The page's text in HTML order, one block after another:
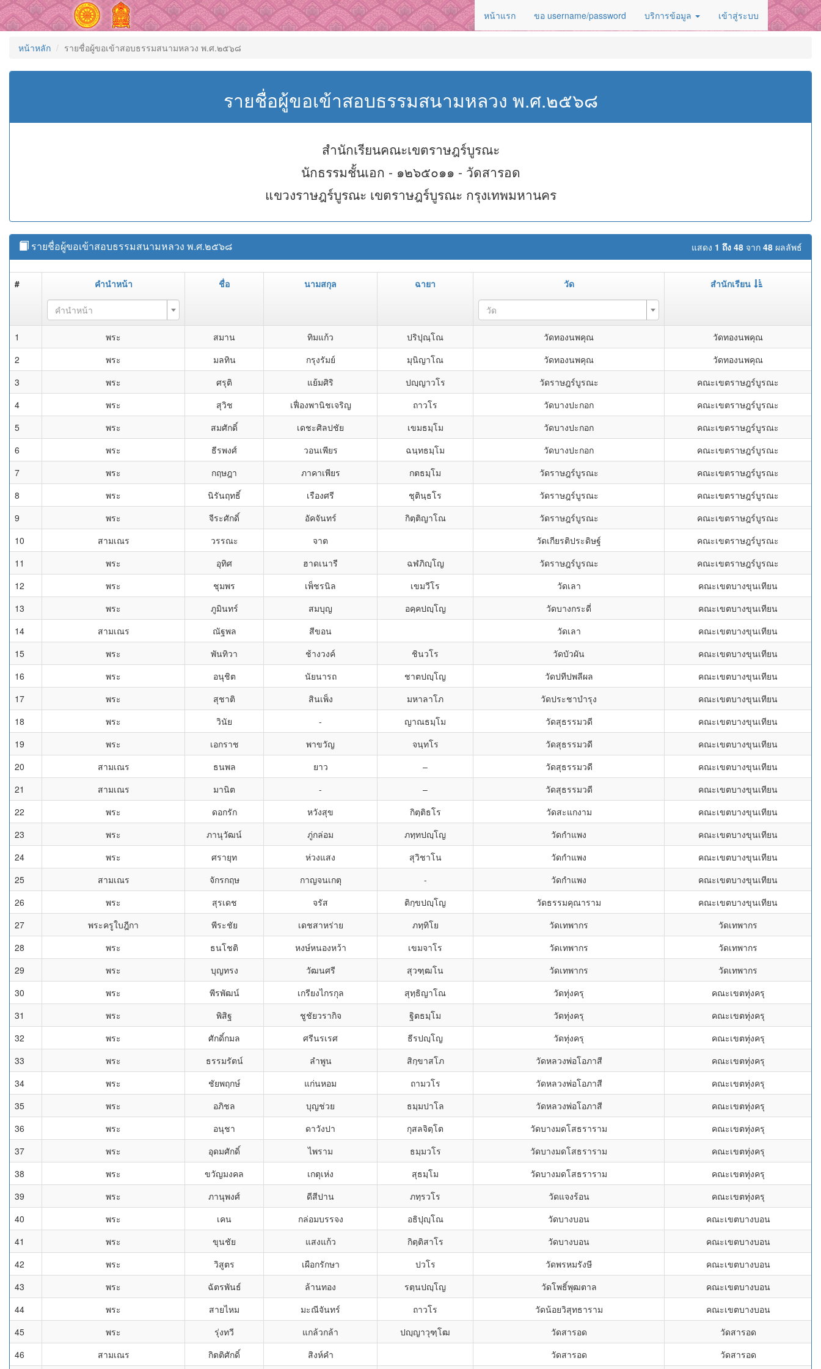
หน้าแรก ขอ username/password บริการข้อมูล เข้าสู่ระบบ
หน้าหลัก รายชื่อผู้ขอเข้าสอบธรรมสนามหลวง พ.ศ.๒๕๖๘
รายชื่อผู้ขอเข้าสอบธรรมสนามหลวง พ.ศ.๒๕๖๘
สำนักเรียนคณะเขตราษฎร์บูรณะ
นักธรรมชั้นเอก - ๑๒๖๕๐๑๑ - วัดสารอด
แขวงราษฎร์บูรณะ เขตราษฎร์บูรณะ กรุงเทพมหานคร
แสดง 1 ถึง 48 จาก 48 ผลลัพธ์
รายชื่อผู้ขอเข้าสอบธรรมสนามหลวง พ.ศ.๒๕๖๘
# คำนำหน้า ชื่อ นามสกุล ฉายา วัด สำนักเรียน
คำนำหน้า วัด
1 พระ สมาน ทิมแก้ว ปริปุณฺโณ วัดทองนพคุณ
วัดทองนพคุณ
2
พระ มลทิน กรุงรัมย์ มุนิญาโณ วัดทองนพคุณ
วัดทองนพคุณ
3
พระ ศรุติ แย้มศิริ ปญฺญาวโร วัดราษฎร์บูรณะ
คณะเขตราษฎร์บูรณะ
4
พระ สุวิช เฟื่องพานิชเจริญ ถาวโร วัดบางปะกอก
คณะเขตราษฎร์บูรณะ
5
พระ สมศักดิ์ เดชะศิลปชัย เขมธมฺโม วัดบางปะกอก
คณะเขตราษฎร์บูรณะ
6
พระ ธีรพงศ์ วอนเพียร ฉนฺทธมฺโม วัดบางปะกอก
คณะเขตราษฎร์บูรณะ
7
พระ กฤษฎา ภาคาเพียร กตธมฺโม วัดราษฎร์บูรณะ
คณะเขตราษฎร์บูรณะ
8
พระ นิรันฤทธิ์ เรืองศรี ชุตินฺธโร วัดราษฎร์บูรณะ
คณะเขตราษฎร์บูรณะ
9
พระ จีระศักดิ์ อัคจันทร์ กิตฺติญาโณ วัดราษฎร์บูรณะ
คณะเขตราษฎร์บูรณะ
10
สามเณร วรรณะ จาต วัดเกียรติประดิษฐ์
คณะเขตราษฎร์บูรณะ
11
พระ อุทิศ ฮาดเนารี ฉฬภิญฺโญ วัดราษฎร์บูรณะ
คณะเขตราษฎร์บูรณะ
12
พระ ชุมพร เพ็ชรนิล เขมวีโร วัดเลา
คณะเขตบางขุนเทียน
13
พระ ภูมินทร์ สมบุญ อคฺคปญฺโญ วัดบางกระดี่
คณะเขตบางขุนเทียน
14
สามเณร ณัฐพล สีขอน วัดเลา
คณะเขตบางขุนเทียน
15
พระ พันทิวา ช้างวงค์ ชินวโร วัดบัวผัน
คณะเขตบางขุนเทียน
16
พระ อนุชิต นัยนารถ ชาตปญฺโญ วัดปทีปพลีผล
คณะเขตบางขุนเทียน
17
พระ สุชาติ สินเพ็ง มหาลาโภ วัดประชาบำรุง
คณะเขตบางขุนเทียน
18
พระ วินัย - ญาณธมฺโม วัดสุธรรมวดี
คณะเขตบางขุนเทียน
19
พระ เอกราช พาขวัญ จนฺทโร วัดสุธรรมวดี
คณะเขตบางขุนเทียน
20
สามเณร ธนพล ยาว – วัดสุธรรมวดี
คณะเขตบางขุนเทียน
21
สามเณร มานิต - – วัดสุธรรมวดี
คณะเขตบางขุนเทียน
22
พระ ดอกรัก หวังสุข กิตฺติธโร วัดสะแกงาม
คณะเขตบางขุนเทียน
23
พระ ภานุวัฒน์ ภู่กล่อม ภทฺทปญฺโญ วัดกำแพง
คณะเขตบางขุนเทียน
24
พระ ศรายุท ห่วงแสง สุวิชาโน วัดกำแพง
คณะเขตบางขุนเทียน
25
สามเณร จักรกฤษ กาญจนเกตุ - วัดกำแพง
คณะเขตบางขุนเทียน
26
พระ สุรเดช จรัส ติกฺขปญฺโญ วัดธรรมคุณาราม
คณะเขตบางขุนเทียน
27
พระครูใบฎีกา พีระชัย เดชสาหร่าย ภทฺทิโย วัดเทพากร
วัดเทพากร
28
พระ ธนโชติ หงษ์หนองหว้า เขมจาโร วัดเทพากร
วัดเทพากร
29
พระ บุญทรง วัฒนศรี สุวฑฺฒโน วัดเทพากร
วัดเทพากร
30
พระ พีรพัฒน์ เกรียงไกรกุล สุทฺธิญาโณ วัดทุ่งครุ
คณะเขตทุ่งครุ
31
พระ พิสิฐ ชูชัยวรากิจ ฐิตธมฺโม วัดทุ่งครุ
คณะเขตทุ่งครุ
32
พระ ศักดิ์กมล ศรีนรเรศ ธีรปญฺโญ วัดทุ่งครุ
คณะเขตทุ่งครุ
33
พระ ธรรมรัตน์ ลำพูน สิกฺขาสโภ วัดหลวงพ่อโอภาสี
คณะเขตทุ่งครุ
34
พระ ชัยพฤกษ์ แก่นหอม ถามวโร วัดหลวงพ่อโอภาสี
คณะเขตทุ่งครุ
35
พระ อภิชล บุญช่วย ธมฺมปาโล วัดหลวงพ่อโอภาสี
คณะเขตทุ่งครุ
36
พระ อนุชา ดาวังปา กุสลจิตฺโต วัดบางมดโสธราราม
คณะเขตทุ่งครุ
37
พระ อุดมศักดิ์ ไพราม ธมฺมวโร วัดบางมดโสธราราม
คณะเขตทุ่งครุ
38
พระ ขวัญมงคล เกตุเห่ง สุธมฺโม วัดบางมดโสธราราม
คณะเขตทุ่งครุ
39
พระ ภานุพงศ์ ดีสีปาน ภทฺรวโร วัดแจงร้อน
คณะเขตทุ่งครุ
40
พระ เคน กล่อมบรรจง อธิปุญฺโณ วัดบางบอน
คณะเขตบางบอน
41
พระ ขุนชัย แสงแก้ว กิตฺติสาโร วัดบางบอน
คณะเขตบางบอน
42
พระ วิสูตร เผือกรักษา ปวโร วัดพรหมรังษี
คณะเขตบางบอน
43
พระ ฉัตรพันธ์ ล้านทอง รตฺนปญฺโญ วัดโพธิ์พุฒตาล
คณะเขตบางบอน
44
พระ สายไหม มะณีจันทร์ ถาวโร วัดน้อยวิสุทธาราม
คณะเขตบางบอน
45
พระ รุ่งทวี แกล้วกล้า ปญฺญาวุฑฺโฒ วัดสารอด
วัดสารอด
46
สามเณร กิตติศักดิ์ สิงห์คำ วัดสารอด วัดสารอด